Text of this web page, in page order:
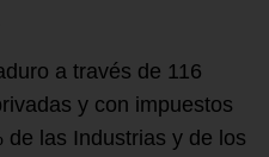
a través de 116
y con impuestos
de las Industrias y de los